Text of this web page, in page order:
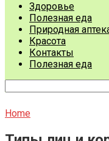
Здоровье
Полезная еда
Природная
Красота
Контакты
Полезная еда
Home